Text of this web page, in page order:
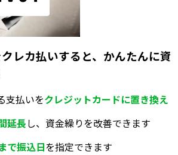
レカ払いすると、かんたんに資
支払いをクレジットカードに置き換え
延長し、資金繰りを改善できます
で振込日を指定できます